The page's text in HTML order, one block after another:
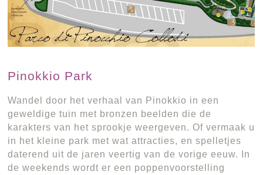
Pinokkio Park
Wandel door het verhaal van Pinokkio in een
geweldige tuin met bronzen beelden die de
karakters van het sprookje weergeven. Of vermaak u
in het kleine park met wat attracties, en spelletjes
daterend uit de jaren veertig van de vorige eeuw. In
de weekends wordt er een poppenvoorstelling